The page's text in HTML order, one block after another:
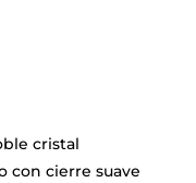
cristal
con cierre suave